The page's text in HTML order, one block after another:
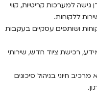
גישה למערכות קריטיות, קווי
ללקוחות.
ושותפים עסקיים בעקבות
רכישת ציוד חדש, שירותי
חיוני בניהול סיכונים